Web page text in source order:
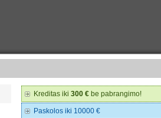
Kreditas iki 300 € be pabrangimo!
Paskolos iki 10000 €